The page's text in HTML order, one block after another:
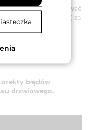
można regulować
pionowej / głębokości) za
błędów
drzwiowego.